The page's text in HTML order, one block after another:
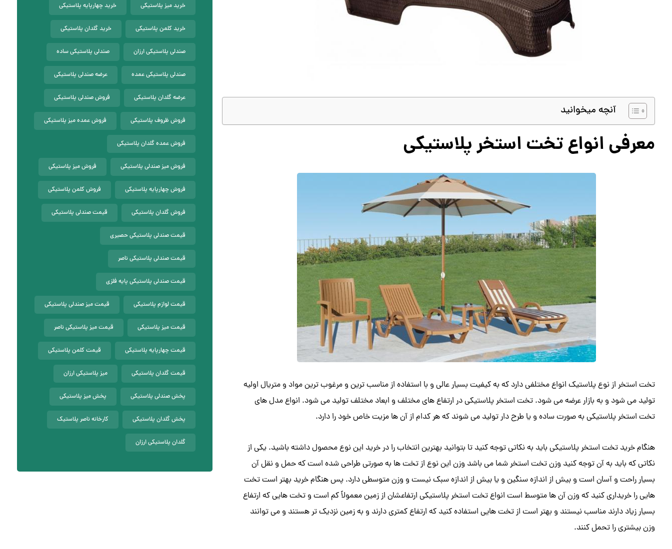
آنچه میخوانید
معرفی انواع تخت استخر پلاستیکی
تخت استخر از نوع پلاستیک انواع مختلفی دارد که به کیفیت بسیار عالی و با استفاده از مناسب ترین و مرغوب ترین مواد و متریال اولیه
تولید می ‌شود و به بازار عرضه می ‌شود. تخت استخر پلاستیکی در ارتفاع های مختلف و ابعاد مختلف تولید می شود. انواع مدل های
تخت استخر پلاستیکی به صورت ساده و یا طرح دار تولید می شوند که هر کدام از آن ها مزیت خاص خود را دارد.
هنگام خرید تخت استخر پلاستیکی باید به نکاتی توجه کنید تا بتوانید بهترین انتخاب را در خرید این نوع محصول داشته باشید. یکی از
نکاتی که باید به آن توجه کنید وزن تخت استخر شما می باشد وزن این نوع از تخت ها به صورتی طراحی شده است که حمل و نقل آن
بسیار راحت و آسان است و بیش از اندازه سنگین و یا بیش از اندازه سبک نیست و وزن متوسطی دارد. پس هنگام خرید بهتر است تخت
هایی را خریداری کنید که وزن آن ها متوسط است انواع تخت استخر پلاستیکی ارتفاعشان از زمین معمولاً کم است و تخت هایی که ارتفاع
بسیار زیاد دارند مناسب نیستند و بهتر است از تخت هایی استفاده کنید که ارتفاع کمتری دارند و به زمین نزدیک تر هستند و می توانند
وزن بیشتری را تحمل کنند.
خرید میز پلاستیکی خرید چهارپایه پلاستیکی
خرید کلمن پلاستیکی خرید گلدان پلاستیکی
صندلی پلاستیکی ارزان صندلی پلاستیکی ساده
صندلی پلاستیکی عمده عرضه صندلی پلاستیکی
عرضه گلدان پلاستیکی فروش صندلی پلاستیکی
فروش ظروف پلاستیکی فروش عمده میز پلاستیکی
فروش عمده گلدان پلاستیکی
فروش میز صندلی پلاستیکی فروش میز پلاستیکی
فروش چهارپایه پلاستیکی فروش کلمن پلاستیکی
فروش گلدان پلاستیکی قیمت صندلی پلاستیکی
قیمت صندلی پلاستیکی حصیری
قیمت صندلی پلاستیکی ناصر
قیمت صندلی پلاستیکی پایه فلزی
قیمت لوازم پلاستیکی قیمت میز صندلی پلاستیکی
قیمت میز پلاستیکی قیمت میز پلاستیکی ناصر
قیمت چهارپایه پلاستیکی قیمت کلمن پلاستیکی
قیمت گلدان پلاستیکی میز پلاستیکی ارزان
پخش صندلی پلاستیکی پخش میز پلاستیکی
پخش گلدان پلاستیکی کارخانه ناصر پلاستیک
گلدان پلاستیکی ارزان